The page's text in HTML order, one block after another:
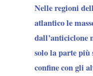
Nelle regioni
atlantico le
dall’anticiclone
solo la parte più
confine con gli